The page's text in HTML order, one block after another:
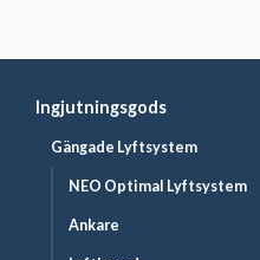
Ingjutningsgods
Gängade Lyftsystem
NEO Optimal Lyftsystem
Ankare